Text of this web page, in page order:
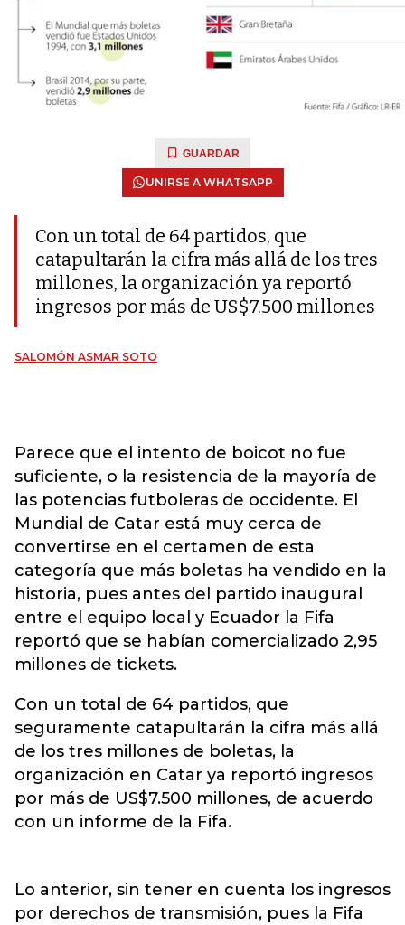
GUARDAR
UNIRSE A WHATSAPP
Con un total de 64 partidos, que
catapultarán la cifra más allá de los tres
millones, la organización ya reportó
ingresos por más de US$7.500 millones
SALOMÓN ASMAR SOTO
Parece que el intento de boicot no fue
suficiente, o la resistencia de la mayoría de
las potencias futboleras de occidente. El
Mundial de Catar está muy cerca de
convertirse en el certamen de esta
categoría que más boletas ha vendido en la
historia, pues antes del partido inaugural
entre el equipo local y Ecuador la Fifa
reportó que se habían comercializado 2,95
millones de tickets.
Con un total de 64 partidos, que
seguramente catapultarán la cifra más allá
de los tres millones de boletas, la
organización en Catar ya reportó ingresos
por más de US$7.500 millones, de acuerdo
con un informe de la Fifa.
Lo anterior, sin tener en cuenta los ingresos
por derechos de transmisión, pues la Fifa